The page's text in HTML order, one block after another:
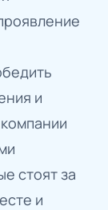
и
стоят за
и